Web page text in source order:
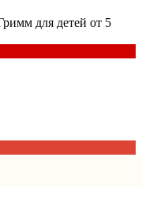
для детей от 5